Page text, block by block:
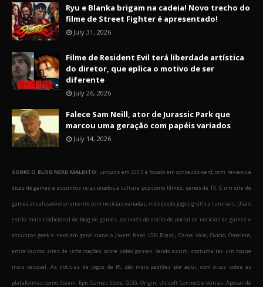
Ryu e Blanka brigam na cadeia! Novo trecho do
filme de Street Fighter é apresentado!
July 31, 2026
Filme de Resident Evil terá liberdade artística
do diretor, que eplica o motivo de ser
diferente
July 26, 2026
Falece Sam Neill, ator de Jurassic Park que
marcou uma geração com papéis variados
July 14, 2026
SOBRE O BLOG NERD MALDITO: Lançado em 2007, é focado em conteúdo nerd, com reviews e
dicas de games e assuntos relacionados a cultura pop como filmes, séries de TV. É um site de
games atualizado diariamente com notícias variadas, indo desde jogos grátis a tutoriais. Usa o
estilo mais tradicional de blog de games, ao invés do estilo de portal de notícias de games e
assuntos geek e nerd em geral como o Jovem Nerd, IGN Brasil, Game Vicio, Ovicio, Omelete,
entre outros sites de informações sobre video games. Sendo assim, costuma ter um toque
mais pessoal. As notícias de jogos de PC são mais padrões por aqui, com dicas sobre as
plataformas como Steam, Epic Games Store, GOG, Origin, Ubisoft Connect e outras. Apesar de